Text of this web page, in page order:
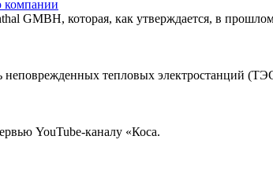
компании
GMBH, которая, как утверждается, в
неповрежденных тепловых электростанций
YouTube-каналу «Коса.